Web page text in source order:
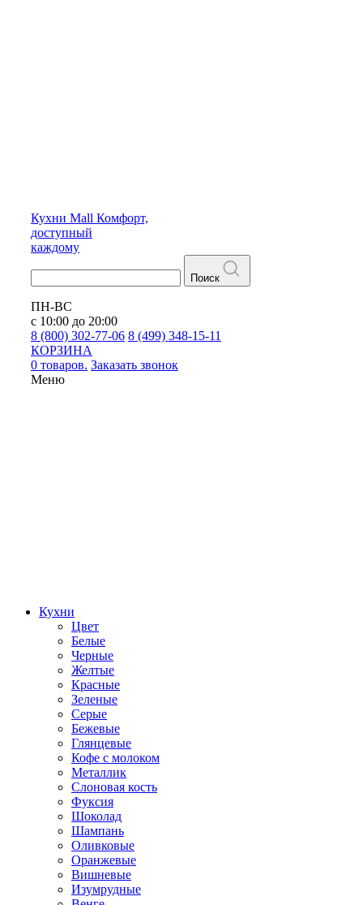
Кухни Mall Комфорт,
доступный
каждому
Поиск
ПН-ВС
с 10:00 до 20:00
8 (800) 302-77-06 8 (499) 348-15-11
КОРЗИНА
0 товаров. Заказать звонок
Меню
Кухни
Цвет
Белые
Черные
Желтые
Красные
Зеленые
Серые
Бежевые
Глянцевые
Кофе с молоком
Металлик
Слоновая кость
Фуксия
Шоколад
Шампань
Оливковые
Оранжевые
Вишневые
Изумрудные